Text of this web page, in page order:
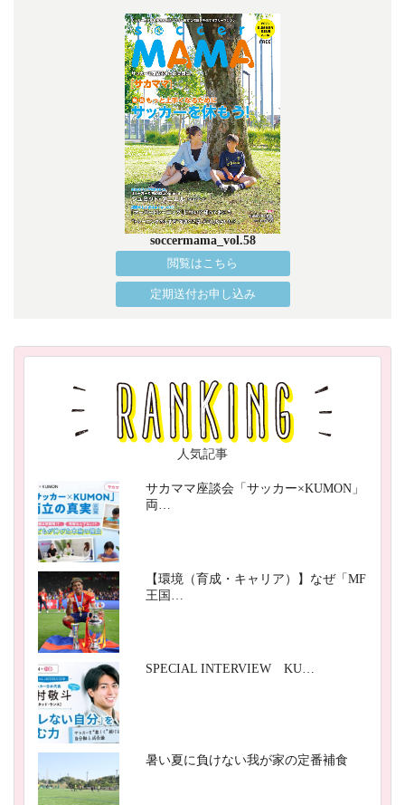
soccermama_vol.58
閲覧はこちら
定期送付お申し込み
人気記事
サカママ座談会「サッカー×KUMON」
両…
【環境（育成・キャリア）】なぜ「MF
王国…
SPECIAL INTERVIEW KU…
暑い夏に負けない我が家の定番補食